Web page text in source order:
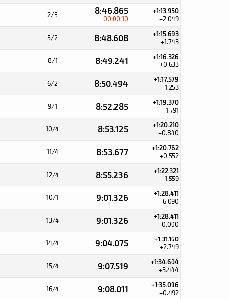
2/3 8:46.865
00:00:10
+1:13.950
+2.049
5/2 8:48.608 +1:15.693
+1.743
8/1 8:49.241 +1:16.326
+0.633
6/2 8:50.494 +1:17.579
+1.253
9/1 8:52.285 +1:19.370
+1.791
10/4 8:53.125 +1:20.210
+0.840
11/4 8:53.677 +1:20.762
+0.552
12/4 8:55.236 +1:22.321
+1.559
10/1 9:01.326 +1:28.411
+6.090
13/4 9:01.326 +1:28.411
+0.000
14/4 9:04.075 +1:31.160
+2.749
15/4 9:07.519 +1:34.604
+3.444
16/4 9:08.011 +1:35.096
+0.492